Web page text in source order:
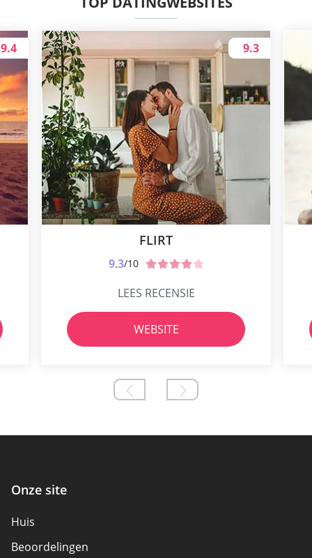
9.4
FLIRT
9.3/10
9.3
LEES RECENSIE
WEBSITE
Onze site
Huis
Beoordelingen